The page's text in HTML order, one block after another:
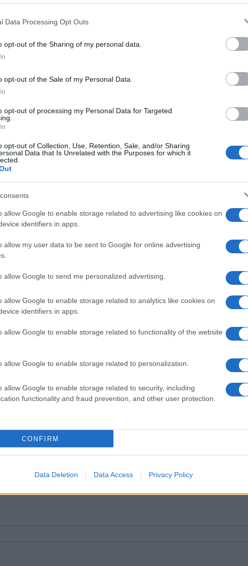
Data Processing Opt Outs
opt-out of the Sharing of my personal data.
opt-out of the Sale of my Personal Data.
opt-out of processing my Personal Data for Targeted
opt-out of Collection, Use, Retention, Sale, and/or Sharing
Data that Is Unrelated with the Purposes for which it
allow Google to enable storage related to advertising like cookies on
identifiers in apps.
allow my user data to be sent to Google for online advertising
allow Google to send me personalized advertising.
allow Google to enable storage related to analytics like cookies on
identifiers in apps.
allow Google to enable storage related to functionality of the website
allow Google to enable storage related to personalization.
allow Google to enable storage related to security, including
functionality and fraud prevention, and other user protection.
CONFIRM
Data Deletion Data Access Privacy Policy
cliccandoqui
nella sezione
Un Arcipelago Senza Plastica
Prossimo articolo
Invia un Comunicato Stampa|Pubblicità|Segnala
e ricevi le nostre email periodiche contenenti le ultime notizie pubblicate sul